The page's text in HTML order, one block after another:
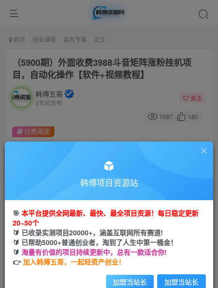
首页 创业课程 会员专属 正文
（5900期）外面收费3988斗音矩阵涨粉挂机项
目，自动化操作【软件+视频教程】
韩傅五哥
2年前发布
关注
1587 180
会员专属资源
您暂无购买权限，请先开通会员
开通会员
付费阅读
外面收费3988 矩阵涨粉引流项目拆解
韩傅项目资源站
🎯 本平台提供全网最新、最快、最全项目资源！每日稳定更新
20~50个
🔰 已收录实测项目20000+，涵盖互联网所有赛道!
🔰 已帮助5000+普通创业者，淘到了人生中第一桶金！
🔰 海量有价值的项目持续更新中，总有一款适合你!
👉加入韩傅五哥，一起轻资产创业！
加盟当站长 加盟当站长